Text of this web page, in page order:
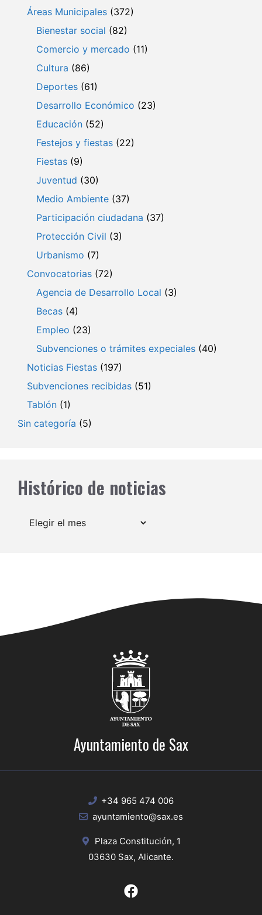
Áreas Municipales (372)
Bienestar social (82)
Comercio y mercado (11)
Cultura (86)
Deportes (61)
Desarrollo Económico (23)
Educación (52)
Festejos y fiestas (22)
Fiestas (9)
Juventud (30)
Medio Ambiente (37)
Participación ciudadana (37)
Protección Civil (3)
Urbanismo (7)
Convocatorias (72)
Agencia de Desarrollo Local (3)
Becas (4)
Empleo (23)
Subvenciones o trámites expeciales (40)
Noticias Fiestas (197)
Subvenciones recibidas (51)
Tablón (1)
Sin categoría (5)
Histórico de noticias
Archivos
Ayuntamiento de Sax
+34 965 474 006
ayuntamiento@sax.es
Plaza Constitución, 1
03630 Sax, Alicante.